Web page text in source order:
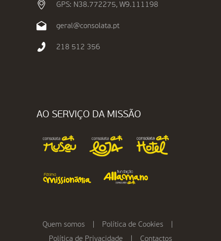
GPS: N38.772275, W9.111198
geral@consolata.pt
218 512 356
AO SERVIÇO DA MISSÃO
Quem somos Política de Cookies
Política de Privacidade
Contactos